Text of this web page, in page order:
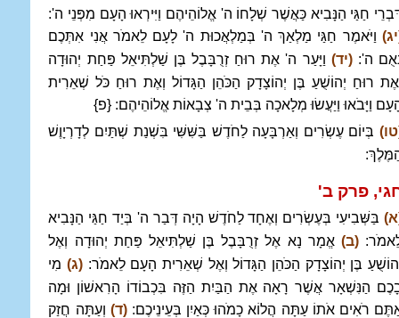
חַגַּי הַנָּבִיא כַּאֲשֶׁר שְׁלָחוֹ ה' אֱלוֹהֵיהֶם וַיִּירְאוּ הָעָם מִפְּנֵי ה':
וַיֹּאמֶר חַגַּי מַלְאַךְ ה' בְּמַלְאֲכוּת ה' לָעָם לֵאמֹר אֲנִי אִתְּכֶם
ה':(יד) וַיָּעַר ה' אֶת רוּחַ זְרֻבָּבֶל בֶּן שַׁלְתִּיאֵל פַּחַת יְהוּדָה
רוּחַ יְהוֹשֻׁעַ בֶּן יְהוֹצָדָק הַכֹּהֵן הַגָּדוֹל וְאֶת רוּחַ כֹּל שְׁאֵרִית
וַיָּבֹאוּ וַיַּעֲשׂוּ מְלָאכָה בְּבֵית ה' צְבָאוֹת אֱלוֹהֵיהֶם: {פ}
בְּיוֹם עֶשְׂרִים וְאַרְבָּעָה לַחֹדֶשׁ בַּשִּׁשִּׁי בִּשְׁנַת שְׁתַּיִם לְדָרְיָוֶשׁ
פרק ב'
בַּשְּׁבִיעִי בְּעֶשְׂרִים וְאֶחָד לַחֹדֶשׁ הָיָה דְּבַר ה' בְּיַד חַגַּי הַנָּבִיא
(ב) אֱמָר נָא אֶל זְרֻבָּבֶל בֶּן שַׁלְתִּיאֵל פַּחַת יְהוּדָה וְאֶל
בֶּן יְהוֹצָדָק הַכֹּהֵן הַגָּדוֹל וְאֶל שְׁאֵרִית הָעָם לֵאמֹר: (ג) מִי
הַנִּשְׁאָר אֲשֶׁר רָאָה אֶת הַבַּיִת הַזֶּה בִּכְבוֹדוֹ הָרִאשׁוֹן וּמָה
רֹאִים אֹתוֹ עַתָּה הֲלוֹא כָמֹהוּ כְּאַיִן בְּעֵינֵיכֶם:(ד) וְעַתָּה חֲזַק